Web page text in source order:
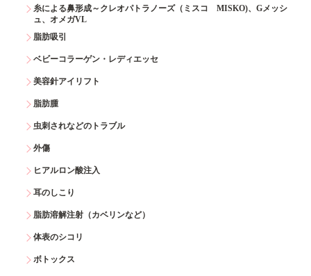
糸による鼻形成～クレオパトラノーズ（ミスコ MISKO)、Gメッシ
ュ、オメガVL
脂肪吸引
ベビーコラーゲン・レディエッセ
美容針アイリフト
脂肪腫
虫刺されなどのトラブル
外傷
ヒアルロン酸注入
耳のしこり
脂肪溶解注射（カベリンなど）
体表のシコリ
ボトックス